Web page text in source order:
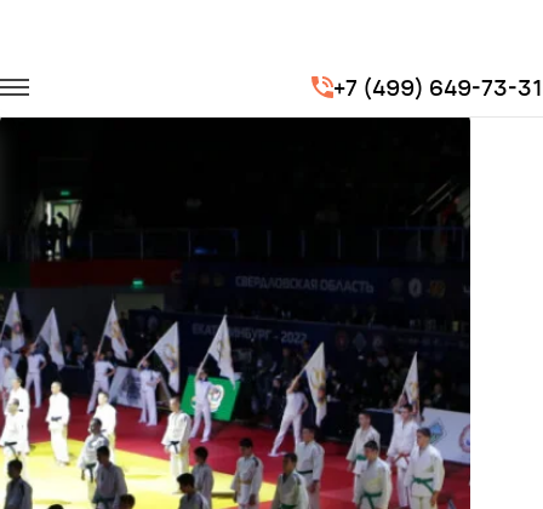
+7 (499) 649-73-31
Транспорт для спорта
Чемпиона мира по дзюдо "Большой шлем в Екатеринбурге 2019"